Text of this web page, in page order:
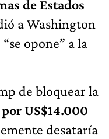
de Estados
a Washington
opone” a la
de bloquear la
US$14.000
desataría